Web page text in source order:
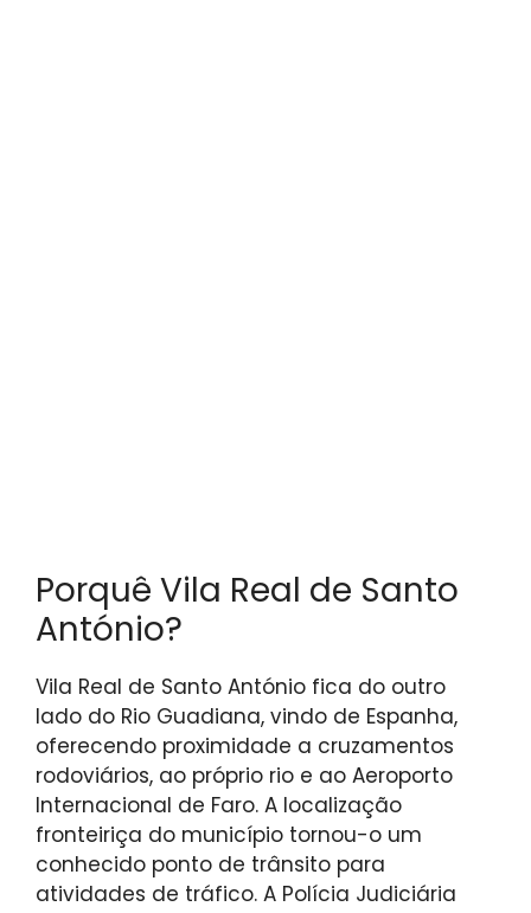
Porquê Vila Real de Santo
António?
Vila Real de Santo António fica do outro
lado do Rio Guadiana, vindo de Espanha,
oferecendo proximidade a cruzamentos
rodoviários, ao próprio rio e ao Aeroporto
Internacional de Faro. A localização
fronteiriça do município tornou-o um
conhecido ponto de trânsito para
atividades de tráfico. A Polícia Judiciária